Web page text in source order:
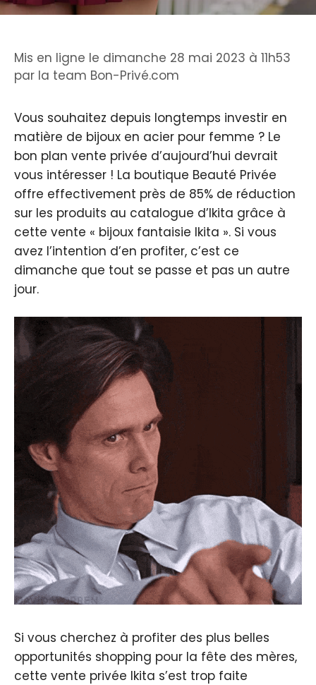
Mis en ligne le dimanche 28 mai 2023 à 11h53
par la team Bon-Privé.com
Vous souhaitez depuis longtemps investir en
matière de bijoux en acier pour femme ? Le
bon plan vente privée d’aujourd’hui devrait
vous intéresser ! La boutique Beauté Privée
offre effectivement près de 85% de réduction
sur les produits au catalogue d’Ikita grâce à
cette vente « bijoux fantaisie Ikita ». Si vous
avez l’intention d’en profiter, c’est ce
dimanche que tout se passe et pas un autre
jour.
Si vous cherchez à profiter des plus belles
opportunités shopping pour la fête des mères,
cette vente privée Ikita s’est trop faite